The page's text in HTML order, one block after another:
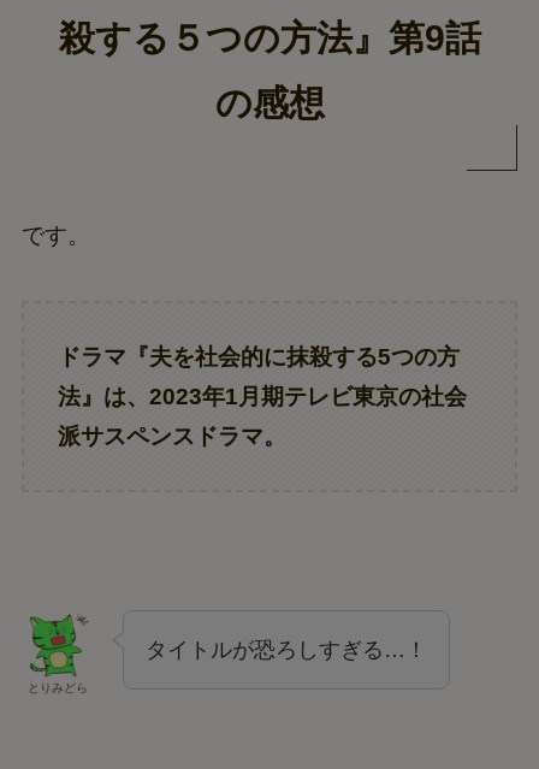
殺する５つの方法』第9話
の感想
です。
ドラマ『夫を社会的に抹殺する5つの方
法 』は、2023年1月期テレビ東京の社会
派サスペンスドラマ。
とりみどら
タイトルが恐ろしすぎる…！